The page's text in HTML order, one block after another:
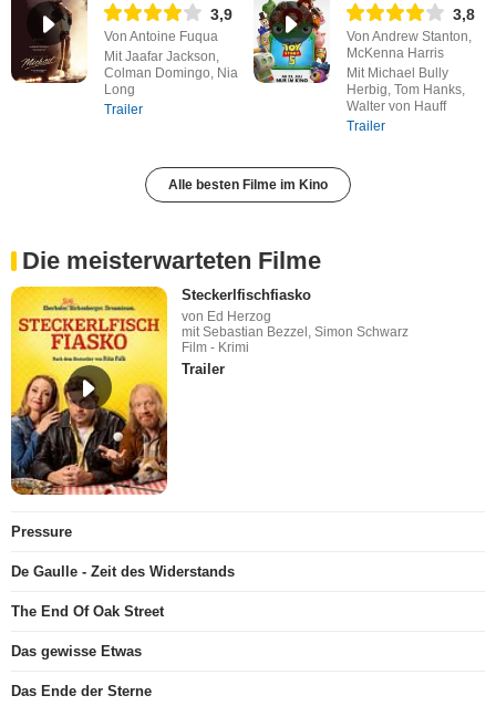
3,9
Von Antoine Fuqua
Mit Jaafar Jackson,
Colman Domingo, Nia
Long
Trailer
3,8
Von Andrew Stanton,
McKenna Harris
Mit Michael Bully
Herbig, Tom Hanks,
Walter von Hauff
Trailer
Alle besten Filme im Kino
Die meisterwarteten Filme
Steckerlfischfiasko
von Ed Herzog
mit Sebastian Bezzel, Simon Schwarz
Film - Krimi
Trailer
Pressure
De Gaulle - Zeit des Widerstands
The End Of Oak Street
Das gewisse Etwas
Das Ende der Sterne